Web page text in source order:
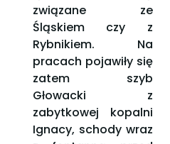
związane ze
Śląskiem czy z
Rybnikiem. Na
pracach pojawiły się
zatem szyb
Głowacki z
zabytkowej kopalni
Ignacy, schody wraz